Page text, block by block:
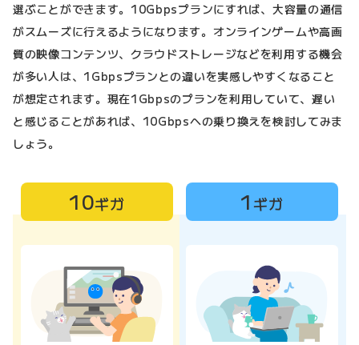
選ぶことができます。10Gbpsプランにすれば、大容量の通信
がスムーズに行えるようになります。オンラインゲームや高画
質の映像コンテンツ、クラウドストレージなどを利用する機会
が多い人は、1Gbpsプランとの違いを実感しやすくなること
が想定されます。現在1Gbpsのプランを利用していて、遅い
と感じることがあれば、10Gbpsへの乗り換えを検討してみま
しょう。
10ギガ 1 ギガ